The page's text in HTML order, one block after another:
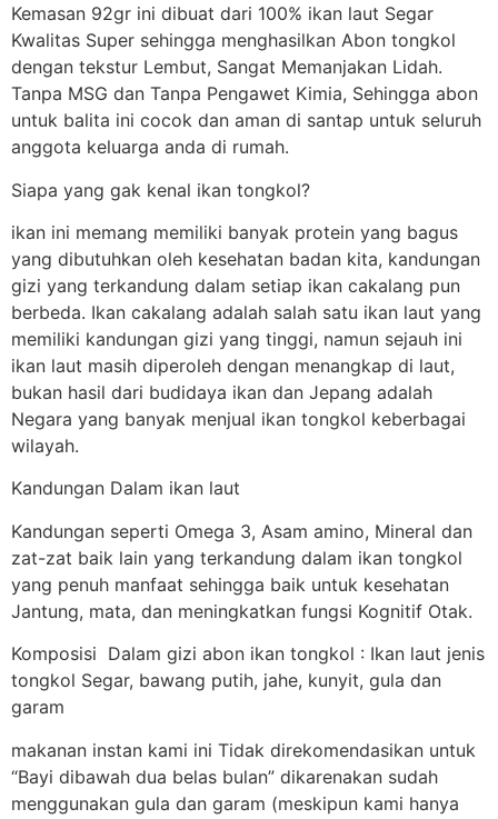
Kemasan 92gr ini dibuat dari 100% ikan laut Segar
Kwalitas Super sehingga menghasilkan Abon tongkol
dengan tekstur Lembut, Sangat Memanjakan Lidah.
Tanpa MSG dan Tanpa Pengawet Kimia, Sehingga abon
untuk balita ini cocok dan aman di santap untuk seluruh
anggota keluarga anda di rumah.
Siapa yang gak kenal ikan tongkol?
ikan ini memang memiliki banyak protein yang bagus
yang dibutuhkan oleh kesehatan badan kita, kandungan
gizi yang terkandung dalam setiap ikan cakalang pun
berbeda. Ikan cakalang adalah salah satu ikan laut yang
memiliki kandungan gizi yang tinggi, namun sejauh ini
ikan laut masih diperoleh dengan menangkap di laut,
bukan hasil dari budidaya ikan dan Jepang adalah
Negara yang banyak menjual ikan tongkol keberbagai
wilayah.
Kandungan Dalam ikan laut
Kandungan seperti Omega 3, Asam amino, Mineral dan
zat-zat baik lain yang terkandung dalam ikan tongkol
yang penuh manfaat sehingga baik untuk kesehatan
Jantung, mata, dan meningkatkan fungsi Kognitif Otak.
Komposisi Dalam gizi abon ikan tongkol : Ikan laut jenis
tongkol Segar, bawang putih, jahe, kunyit, gula dan
garam
makanan instan kami ini Tidak direkomendasikan untuk
“Bayi dibawah dua belas bulan” dikarenakan sudah
menggunakan gula dan garam (meskipun kami hanya